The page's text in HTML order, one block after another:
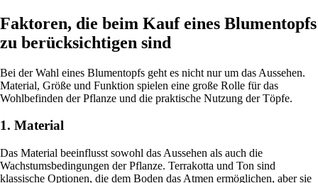
Faktoren, die beim Kauf eines Blumentopfs
zu berücksichtigen sind
Bei der Wahl eines Blumentopfs geht es nicht nur um das Aussehen.
Material, Größe und Funktion spielen eine große Rolle für das
Wohlbefinden der Pflanze und die praktische Nutzung der Töpfe.
1. Material
Das Material beeinflusst sowohl das Aussehen als auch die
Wachstumsbedingungen der Pflanze. Terrakotta und Ton sind
klassische Optionen, die dem Boden das Atmen ermöglichen, aber sie